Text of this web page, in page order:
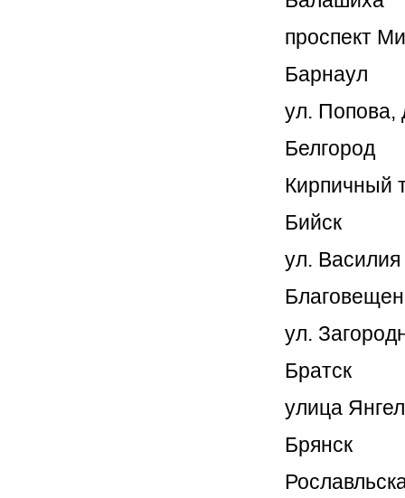
проспект
Барнаул
ул. Попова,
Белгород
Кирпичный
Бийск
ул.
ул.
Братск
улица
Брянск